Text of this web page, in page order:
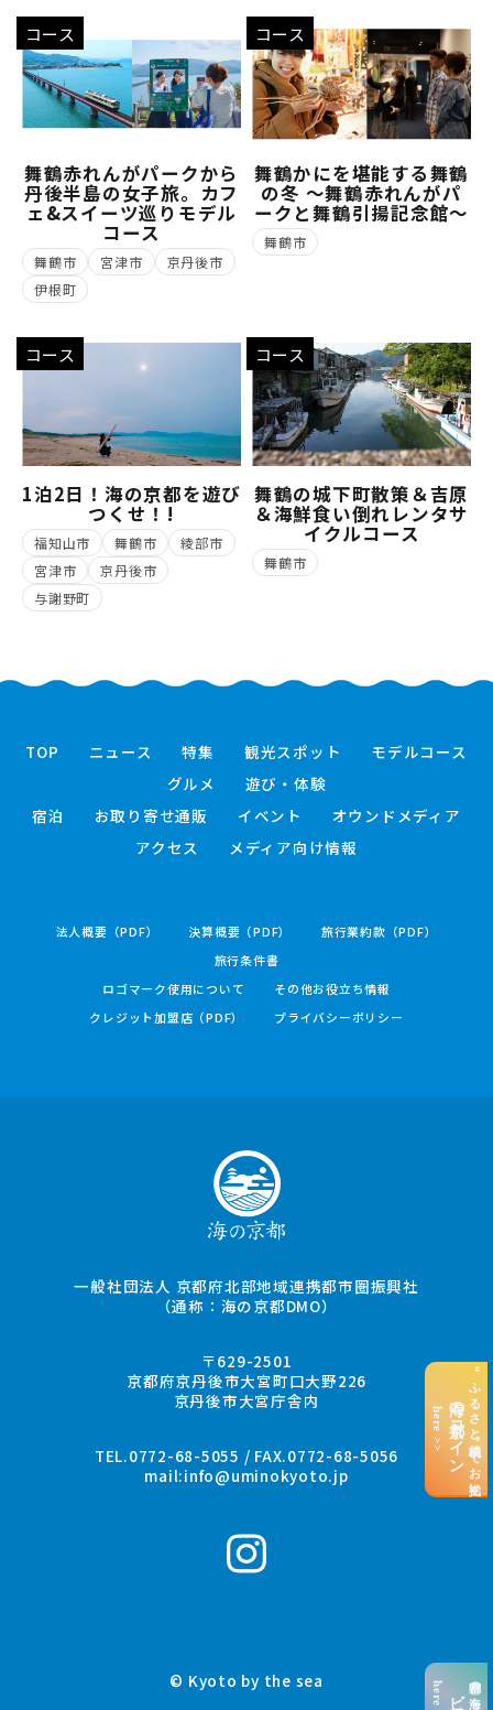
“ふるさと納税”でお支払い
海の京都コイン
here >>
コース
舞鶴赤れんがパークから
丹後半島の女子旅。カフ
ェ&スイーツ巡りモデル
コース
舞鶴市 宮津市
京丹後市
伊根町
コース
舞鶴かにを堪能する舞鶴
の冬 ～舞鶴赤れんがパ
ークと舞鶴引揚記念館～
舞鶴市
コース
1泊2日！海の京都を遊び
つくせ！!
福知山市 舞鶴市
綾部市
宮津市
京丹後市
与謝野町
コース
舞鶴の城下町散策＆吉原
＆海鮮食い倒れレンタサ
イクルコース
舞鶴市
TOP ニュース 特集 観光スポット
モデルコース
グルメ
遊び・体験
宿泊
お取り寄せ通販 イベント
オウンドメディア
アクセス
メディア向け情報
法人概要（PDF） 決算概要（PDF）
旅行業約款（PDF）
旅行条件書
ロゴマーク使用について
その他お役立ち情報
クレジット加盟店（PDF）
プライバシーポリシー
一般社団法人 京都府北部地域連携都市圏振興社
（通称：海の京都DMO）
〒629-2501
京都府京丹後市大宮町口大野226
京丹後市大宮庁舎内
TEL.0772-68-5055 / FAX.0772-68-5056
mail:info@uminokyoto.jp
© Kyoto by the sea